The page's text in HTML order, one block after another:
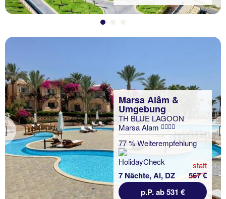
Previous
Marsa Alâm &
Umgebung
TH BLUE LAGOON
Marsa Alam
77 % Weiterempfehlung
7 Nächte, AI, DZ
statt
567 €
p.P. ab 531 €